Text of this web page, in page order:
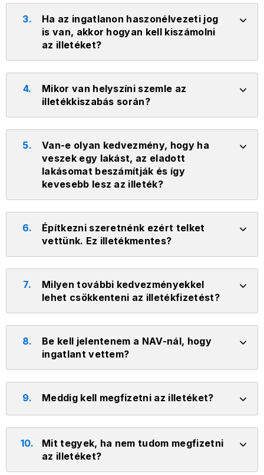
3.
Ha az ingatlanon haszonélvezeti jog
is van, akkor hogyan kell kiszámolni
az illetéket?
4.
Mikor van helyszíni szemle az
illetékkiszabás során?
5.
Van-e olyan kedvezmény, hogy ha
veszek egy lakást, az eladott
lakásomat beszámítják és így
kevesebb lesz az illeték?
6.
Építkezni szeretnénk ezért telket
vettünk. Ez illetékmentes?
7.
Milyen további kedvezményekkel
lehet csökkenteni az illetékfizetést?
8.
Be kell jelentenem a NAV-nál, hogy
ingatlant vettem?
9. Meddig kell megfizetni az illetéket?
10.
Mit tegyek, ha nem tudom megfizetni
az illetéket?